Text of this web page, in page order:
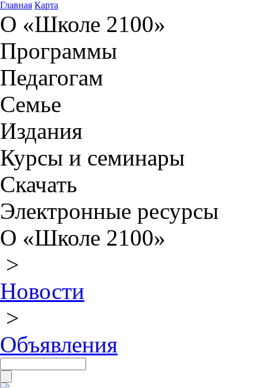
Главная Карта
О «Школе 2100»
Программы
Педагогам
Семье
Издания
Курсы и семинары
Скачать
Электронные ресурсы
О «Школе 2100»
>
Новости
>
Объявления